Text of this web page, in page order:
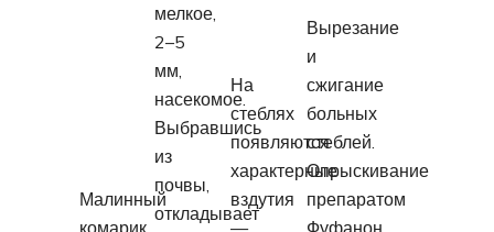
Малинный
комарик
мелкое,
2–5
мм,
насекомое.
Выбравшись
из
почвы,
откладывает
На
стеблях
появляются
характерные
вздутия
—
Вырезание
и
сжигание
больных
стеблей.
Опрыскивание
препаратом
Фуфанон